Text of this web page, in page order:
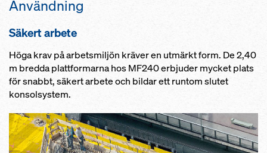
Användning
Säkert arbete
Höga krav på arbetsmiljön kräver en utmärkt form. De 2,40
m bredda plattformarna hos MF240 erbjuder mycket plats
för snabbt, säkert arbete och bildar ett runtom slutet
konsolsystem.